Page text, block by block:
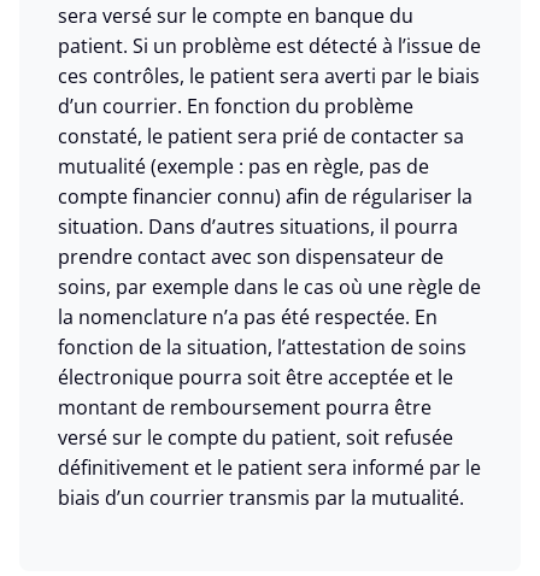
sera versé sur le compte en banque du
patient. Si un problème est détecté à l’issue de
ces contrôles, le patient sera averti par le biais
d’un courrier. En fonction du problème
constaté, le patient sera prié de contacter sa
mutualité (exemple : pas en règle, pas de
compte financier connu) afin de régulariser la
situation. Dans d’autres situations, il pourra
prendre contact avec son dispensateur de
soins, par exemple dans le cas où une règle de
la nomenclature n’a pas été respectée. En
fonction de la situation, l’attestation de soins
électronique pourra soit être acceptée et le
montant de remboursement pourra être
versé sur le compte du patient, soit refusée
définitivement et le patient sera informé par le
biais d’un courrier transmis par la mutualité.